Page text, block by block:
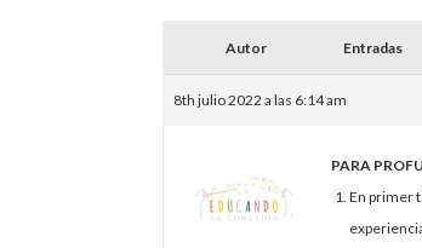
Autor Entradas
8th julio 2022 a las 6:14 am
PARA
En primer